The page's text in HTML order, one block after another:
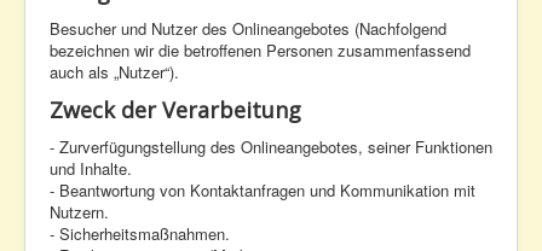
Besucher und Nutzer des Onlineangebotes (Nachfolgend
bezeichnen wir die betroffenen Personen zusammenfassend
auch als „Nutzer“).
Zweck der Verarbeitung
- Zurverfügungstellung des Onlineangebotes, seiner Funktionen
und Inhalte.
- Beantwortung von Kontaktanfragen und Kommunikation mit
Nutzern.
- Sicherheitsmaßnahmen.